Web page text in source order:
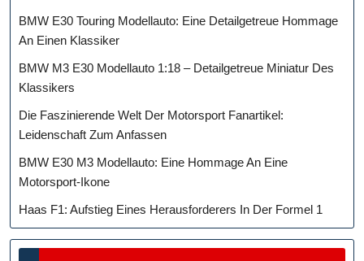
BMW E30 Touring Modellauto: Eine Detailgetreue Hommage
An Einen Klassiker
BMW M3 E30 Modellauto 1:18 – Detailgetreue Miniatur Des
Klassikers
Die Faszinierende Welt Der Motorsport Fanartikel:
Leidenschaft Zum Anfassen
BMW E30 M3 Modellauto: Eine Hommage An Eine
Motorsport-Ikone
Haas F1: Aufstieg Eines Herausforderers In Der Formel 1